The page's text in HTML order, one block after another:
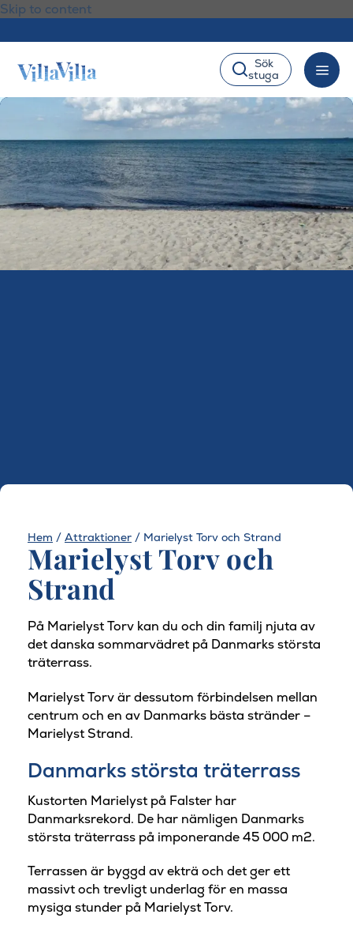
Skip to content
Sök
stuga
Hem / Attraktioner / Marielyst Torv och Strand
Marielyst Torv och
Strand
På Marielyst Torv kan du och din familj njuta av
det danska sommarvädret på Danmarks största
träterrass.
Marielyst Torv är dessutom förbindelsen mellan
centrum och en av Danmarks bästa stränder –
Marielyst Strand.
Danmarks största träterrass
Kustorten Marielyst på Falster har
Danmarksrekord. De har nämligen Danmarks
största träterrass på imponerande 45 000 m2.
Terrassen är byggd av ekträ och det ger ett
massivt och trevligt underlag för en massa
mysiga stunder på Marielyst Torv.